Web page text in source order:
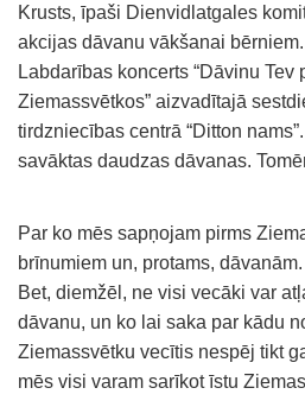
Krusts, īpaši Dienvidlatgales
akcijas dāvanu vākšanai
Labdarības koncerts “Dāvinu Tev
Ziemassvētkos” aizvadītajā
tirdzniecības centrā “Ditton
savāktas daudzas dāvanas.
Par ko mēs sapņojam pirms
brīnumiem un, protams,
Bet, diemžēl, ne visi vecāki var
dāvanu, un ko lai saka par kādu
Ziemassvētku vecītis nespēj tikt
mēs visi varam sarīkot īstu